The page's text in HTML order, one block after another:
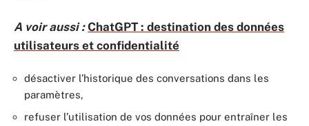
A voir aussi : ChatGPT : destination des données
utilisateurs et confidentialité
désactiver l’historique des conversations dans les
paramètres,
refuser l’utilisation de vos données pour entraîner les